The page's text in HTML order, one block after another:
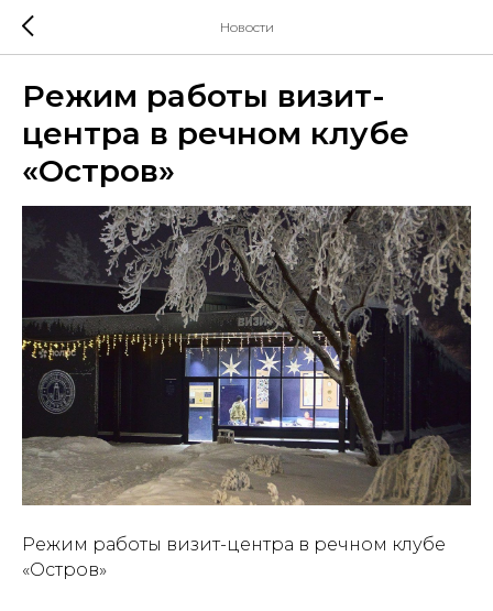
Новости
Режим работы визит-
центра в речном клубе
«Остров»
Режим работы визит-центра в речном клубе
«Остров»